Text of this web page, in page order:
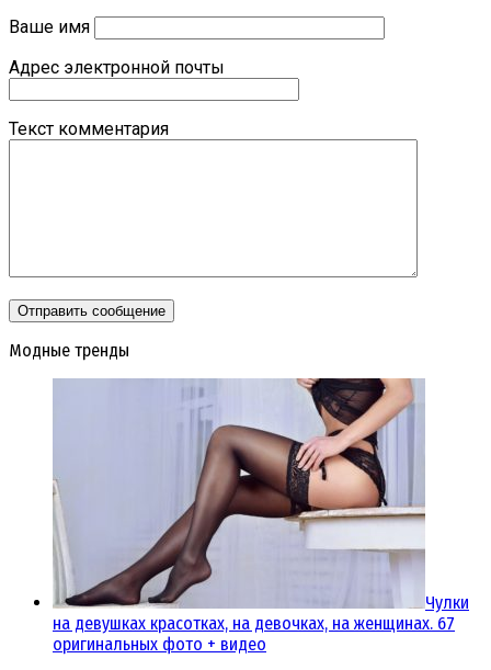
Ваше имя
Адрес электронной почты
Текст комментария
Модные тренды
Чулки
на девушках красотках, на девочках, на женщинах. 67
оригинальных фото + видео